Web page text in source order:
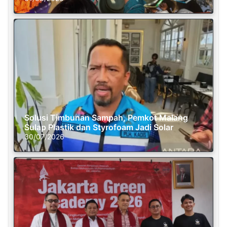
Solusi Timbunan Sampah, Pemkot Malang
Sulap Plastik dan Styrofoam Jadi Solar
30/07/2026